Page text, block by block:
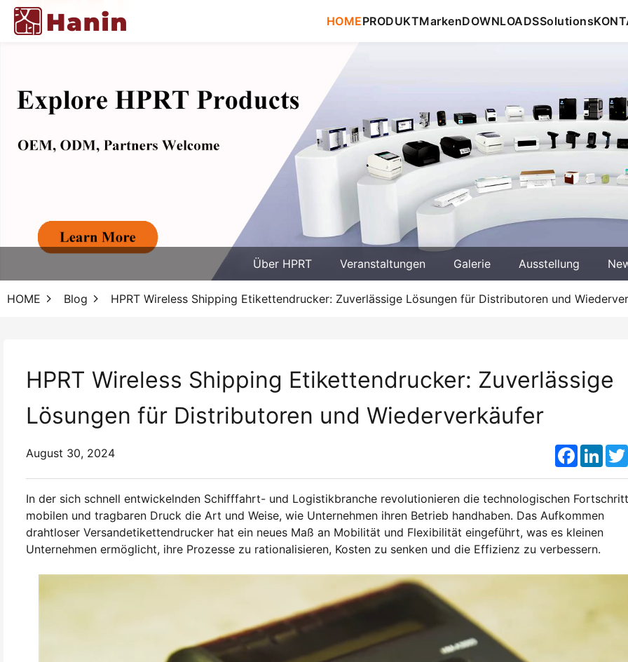
HOMEPRODUKTMarkenDOWNLOADSSolutions
Über HPRT Veranstaltungen Galerie Ausstellung
HOME Blog HPRT Wireless Shipping Etikettendrucker: Zuverlässige Lösungen für Distributoren und
HPRT Wireless Shipping Etikettendrucker: Zuverlässige
Lösungen für Distributoren und Wiederverkäufer
August 30, 2024
In der sich schnell entwickelnden Schifffahrt- und Logistikbranche revolutionieren die technologischen
mobilen und tragbaren Druck die Art und Weise, wie Unternehmen ihren Betrieb handhaben. Das Aufkommen
drahtloser Versandetikettendrucker hat ein neues Maß an Mobilität und Flexibilität eingeführt, was es kleinen
Unternehmen ermöglicht, ihre Prozesse zu rationalisieren, Kosten zu senken und die Effizienz zu verbessern.